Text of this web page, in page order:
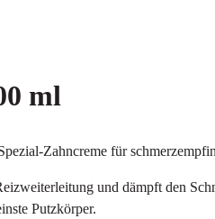
ml
Zahncreme für
und dämpft den
Putzkörper.